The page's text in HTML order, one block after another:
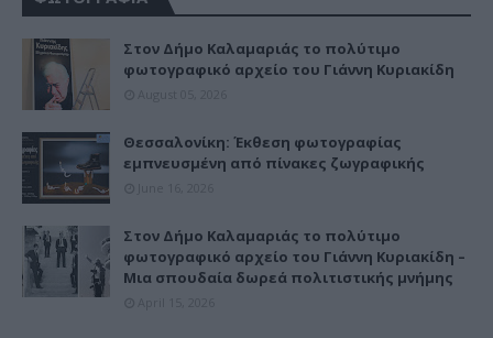
Στον Δήμο Καλαμαριάς το πολύτιμο
φωτογραφικό αρχείο του Γιάννη Κυριακίδη
Θεσσαλονίκη: Έκθεση φωτογραφίας
εμπνευσμένη από πίνακες ζωγραφικής
Στον Δήμο Καλαμαριάς το πολύτιμο
φωτογραφικό αρχείο του Γιάννη Κυριακίδη –
Μια σπουδαία δωρεά πολιτιστικής μνήμης